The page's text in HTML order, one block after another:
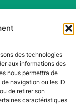
des technologies
aux informations des
nous permettra de
navigation ou les ID
de retirer son
caractéristiques